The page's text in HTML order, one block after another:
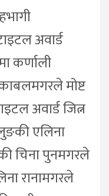
अवार्ड
कर्णाली
मोष्ट
अवार्ड जित्न
एलिना
चिना पुनमगरले
रानामगरले